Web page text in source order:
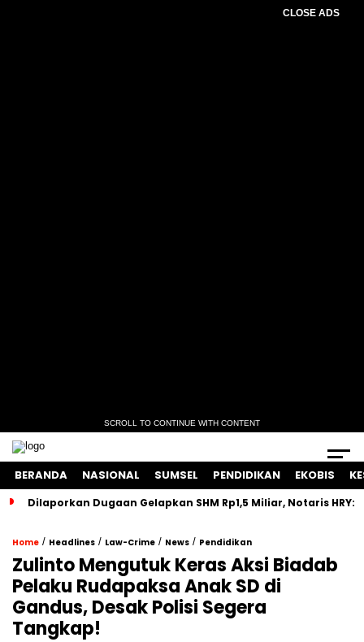
CLOSE ADS
SCROLL TO CONTINUE WITH CONTENT
BERANDA NASIONAL SUMSEL PENDIDIKAN EKOBIS
Dilaporkan Dugaan Gelapkan SHM Rp1,5 Miliar, Notaris
Home / Headlines / Law-Crime / News / Pendidikan
Zulinto Mengutuk Keras Aksi Biadab
Pelaku Rudapaksa Anak SD di
Gandus, Desak Polisi Segera
Tangkap!